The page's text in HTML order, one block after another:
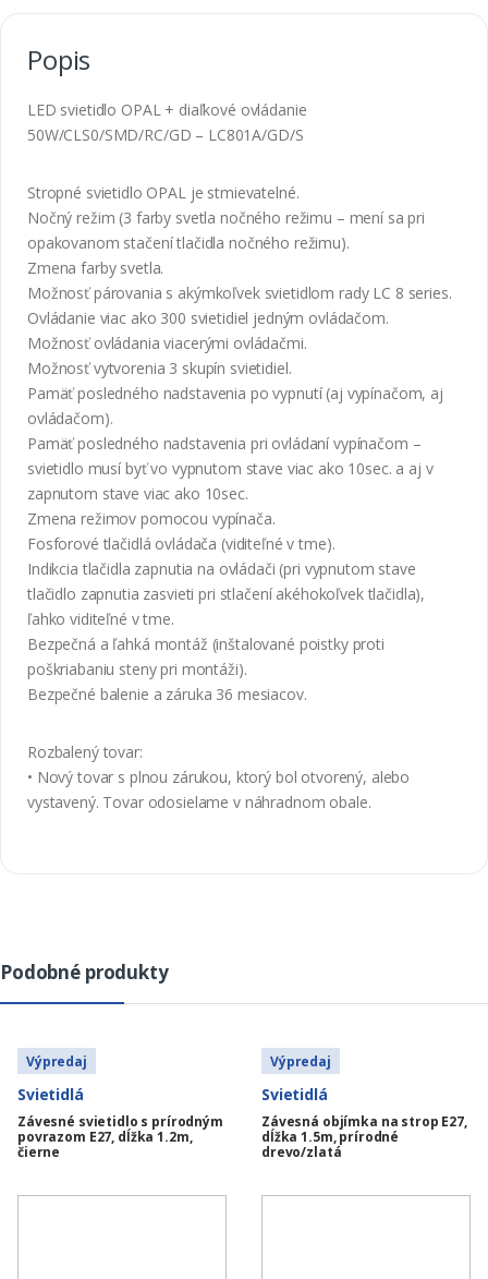
Popis
LED svietidlo OPAL + diaľkové ovládanie
50W/CLS0/SMD/RC/GD – LC801A/GD/S
Stropné svietidlo OPAL je stmievatelné.
Nočný režim (3 farby svetla nočného režimu – mení sa pri
opakovanom stačení tlačidla nočného režimu).
Zmena farby svetla.
Možnosť párovania s akýmkoľvek svietidlom rady LC 8 series.
Ovládanie viac ako 300 svietidiel jedným ovládačom.
Možnosť ovládania viacerými ovládačmi.
Možnosť vytvorenia 3 skupín svietidiel.
Pamäť posledného nadstavenia po vypnutí (aj vypínačom, aj
ovládačom).
Pamäť posledného nadstavenia pri ovládaní vypínačom –
svietidlo musí byť vo vypnutom stave viac ako 10sec. a aj v
zapnutom stave viac ako 10sec.
Zmena režimov pomocou vypínača.
Fosforové tlačidlá ovládača (viditeľné v tme).
Indikcia tlačidla zapnutia na ovládači (pri vypnutom stave
tlačidlo zapnutia zasvieti pri stlačení akéhokoľvek tlačidla),
ľahko viditeľné v tme.
Bezpečná a ľahká montáž (inštalované poistky proti
poškriabaniu steny pri montáži).
Bezpečné balenie a záruka 36 mesiacov.
Rozbalený tovar:
• Nový tovar s plnou zárukou, ktorý bol otvorený, alebo
vystavený. Tovar odosielame v náhradnom obale.
Podobné produkty
Výpredaj
Svietidlá
Závesné svietidlo s prírodným
povrazom E27, dĺžka 1.2m,
čierne
Výpredaj
Svietidlá
Závesná objímka na strop E27,
dĺžka 1.5m, prírodné
drevo/zlatá